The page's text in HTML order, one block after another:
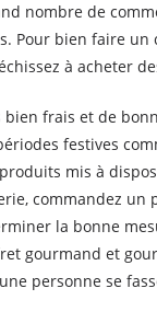
nombre de
Pour bien faire
à acheter
frais et de
festives
mis à
commandez un
la bonne
gourmand et
personne se